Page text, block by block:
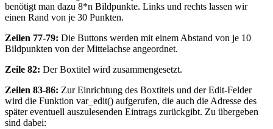
benötigt man dazu 8*n Bildpunkte. Links und rechts lassen wir
einen Rand von je 30 Punkten.
Zeilen 77-79: Die Buttons werden mit einem Abstand von je 10
Bildpunkten von der Mittelachse angeordnet.
Zeile 82: Der Boxtitel wird zusammengesetzt.
Zeilen 83-86: Zur Einrichtung des Boxtitels und der Edit-Felder
wird die Funktion var_edit() aufgerufen, die auch die Adresse des
später eventuell auszulesenden Eintrags zurückgibt. Zu übergeben
sind dabei: